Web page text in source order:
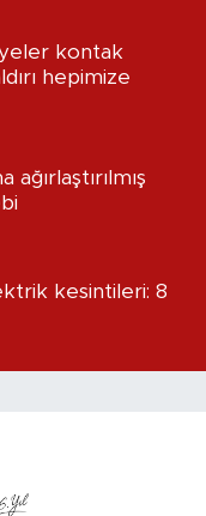
kontak
hepimize
ağırlaştırılmış
kesintileri: 8